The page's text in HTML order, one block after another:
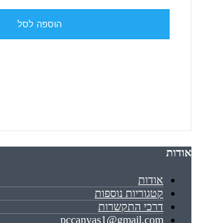
הוספה לסל
אודות
אודות
קטגוריות נוספות
דרכי התקשרות
pccanvas1@gmail.com